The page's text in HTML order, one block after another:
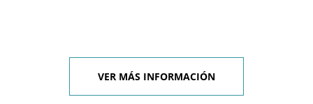
VER MÁS INFORMACIÓN